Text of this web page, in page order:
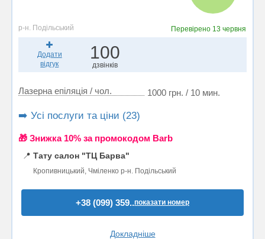
р-н. Подільський Перевірено 13 червня
Додати
відгук
100
дзвінків
Лазерна епіляція / чол. 1000 грн. / 10 мин.
➡️ Усі послуги та ціни (23)
🎁 Знижка 10% за промокодом Barb
📍 Тату салон "ТЦ Барва"
Кропивницький, Чміленко р-н. Подільський
+38 (099) 359..показати номер
Докладніше